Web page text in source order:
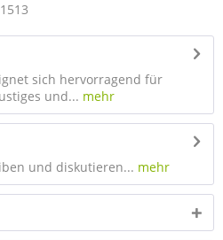
sich hervorragend für
und... mehr
und diskutieren... mehr